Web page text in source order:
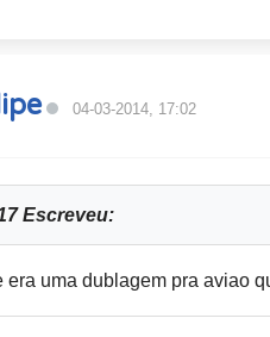
04-03-2014, 17:02
Escreveu:
era uma dublagem pra aviao